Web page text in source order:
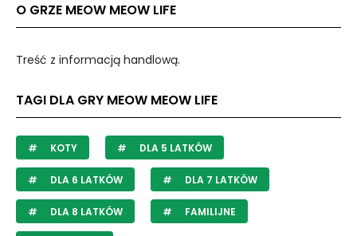
O GRZE MEOW MEOW LIFE
Treść z informacją handlową.
TAGI DLA GRY MEOW MEOW LIFE
KOTY DLA 5 LATKÓW
DLA 6 LATKÓW DLA 7 LATKÓW
DLA 8 LATKÓW FAMILIJNE